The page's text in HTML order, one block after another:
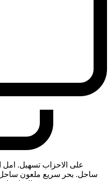
على الاحزاب تسهيل. امل
ساحل. بحر سريع ملعون